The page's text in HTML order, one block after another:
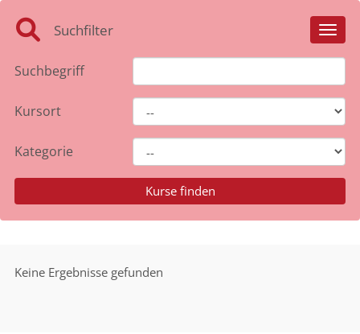
Suchfilter
Suchbegriff
Kursort
Kategorie
Keine Ergebnisse gefunden